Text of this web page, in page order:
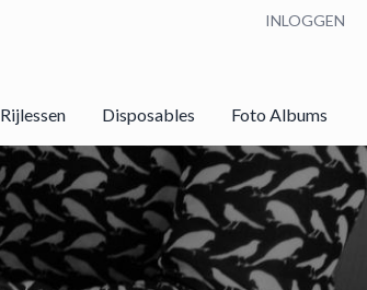
INLOGGEN
Rijlessen Disposables Foto Albums